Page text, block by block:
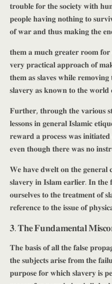
𝐭𝐫𝐨𝐮𝐛𝐥𝐞 𝐟𝐨𝐫 𝐭𝐡𝐞 𝐬𝐨𝐜𝐢𝐞𝐭𝐲 𝐰𝐢𝐭𝐡
𝐩𝐞𝐨𝐩𝐥𝐞 𝐡𝐚𝐯𝐢𝐧𝐠 𝐧𝐨𝐭𝐡𝐢𝐧𝐠 𝐭𝐨
𝐨𝐟 𝐰𝐚𝐫 𝐚𝐧𝐝 𝐭𝐡𝐮𝐬 𝐦𝐚𝐤𝐢𝐧𝐠 𝐭𝐡𝐞
𝐭𝐡𝐞𝐦 𝐚 𝐦𝐮𝐜𝐡 𝐠𝐫𝐞𝐚𝐭𝐞𝐫 𝐫𝐨𝐨𝐦
𝐯𝐞𝐫𝐲 𝐩𝐫𝐚𝐜𝐭𝐢𝐜𝐚𝐥 𝐚𝐩𝐩𝐫𝐨𝐚𝐜𝐡 𝐨𝐟
𝐭𝐡𝐞𝐦 𝐚𝐬 𝐬𝐥𝐚𝐯𝐞𝐬 𝐰𝐡𝐢𝐥𝐞 𝐫𝐞𝐦𝐨𝐯𝐢𝐧𝐠
𝐬𝐥𝐚𝐯𝐞𝐫𝐲 𝐚𝐬 𝐤𝐧𝐨𝐰𝐧 𝐭𝐨 𝐭𝐡𝐞 𝐰𝐨𝐫𝐥𝐝
𝐅𝐮𝐫𝐭𝐡𝐞𝐫, 𝐭𝐡𝐫𝐨𝐮𝐠𝐡 𝐭𝐡𝐞 𝐯𝐚𝐫𝐢𝐨𝐮𝐬
𝐥𝐞𝐬𝐬𝐨𝐧𝐬 𝐢𝐧 𝐠𝐞𝐧𝐞𝐫𝐚𝐥 𝐈𝐬𝐥𝐚𝐦𝐢𝐜
𝐫𝐞𝐰𝐚𝐫𝐝 𝐚 𝐩𝐫𝐨𝐜𝐞𝐬𝐬 𝐰𝐚𝐬
𝐞𝐯𝐞𝐧 𝐭𝐡𝐨𝐮𝐠𝐡 𝐭𝐡𝐞𝐫𝐞 𝐰𝐚𝐬 𝐧𝐨
𝐖𝐞 𝐡𝐚𝐯𝐞 𝐝𝐰𝐞𝐥𝐭 𝐨𝐧 𝐭𝐡𝐞 𝐠𝐞𝐧𝐞𝐫𝐚𝐥
𝐬𝐥𝐚𝐯𝐞𝐫𝐲 𝐢𝐧 𝐈𝐬𝐥𝐚𝐦 𝐞𝐚𝐫𝐥𝐢𝐞𝐫. 𝐈𝐧 𝐭𝐡𝐞
𝐨𝐮𝐫𝐬𝐞𝐥𝐯𝐞𝐬 𝐭𝐨 𝐭𝐡𝐞 𝐭𝐫𝐞𝐚𝐭𝐦𝐞𝐧𝐭 𝐨𝐟
𝐫𝐞𝐟𝐞𝐫𝐞𝐧𝐜𝐞 𝐭𝐨 𝐭𝐡𝐞 𝐢𝐬𝐬𝐮𝐞 𝐨𝐟
𝟑. 𝐓𝐡𝐞 𝐅𝐮𝐧𝐝𝐚𝐦𝐞𝐧𝐭𝐚𝐥
𝐓𝐡𝐞 𝐛𝐚𝐬𝐢𝐬 𝐨𝐟 𝐚𝐥𝐥 𝐭𝐡𝐞 𝐟𝐚𝐥𝐬𝐞
𝐭𝐡𝐞 𝐬𝐮𝐛𝐣𝐞𝐜𝐭𝐬 𝐚𝐫𝐢𝐬𝐞 𝐟𝐫𝐨𝐦 𝐭𝐡𝐞
𝐩𝐮𝐫𝐩𝐨𝐬𝐞 𝐟𝐨𝐫 𝐰𝐡𝐢𝐜𝐡 𝐬𝐥𝐚𝐯𝐞𝐫𝐲 𝐢𝐬